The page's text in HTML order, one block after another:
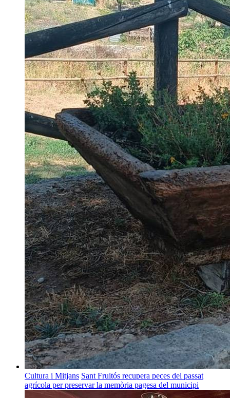
Cultura i Mitjans Sant Fruitós recupera peces del passat
agrícola per preservar la memòria pagesa del municipi